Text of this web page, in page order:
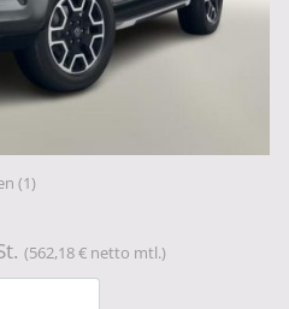
(1)
(562,18 € netto mtl.)